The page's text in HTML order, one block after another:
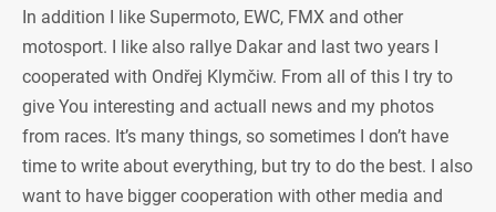
In addition I like Supermoto, EWC, FMX and other
motosport. I like also rallye Dakar and last two years I
cooperated with Ondřej Klymčiw. From all of this I try to
give You interesting and actuall news and my photos
from races. It’s many things, so sometimes I don’t have
time to write about everything, but try to do the best. I also
want to have bigger cooperation with other media and